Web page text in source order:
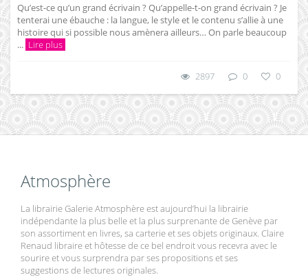
Qu’est-ce qu’un grand écrivain ? Qu’appelle-t-on grand écrivain ? Je
tenterai une ébauche : la langue, le style et le contenu s’allie à une
histoire qui si possible nous amènera ailleurs… On parle beaucoup
... Lire plus
2897 0 0
Atmosphère
La librairie Galerie Atmosphère est aujourd’hui la librairie
indépendante la plus belle et la plus surprenante de Genève par
son assortiment en livres, sa carterie et ses objets originaux. Claire
Renaud libraire et hôtesse de ce bel endroit vous recevra avec le
sourire et vous surprendra par ses propositions et ses
suggestions de lectures originales.